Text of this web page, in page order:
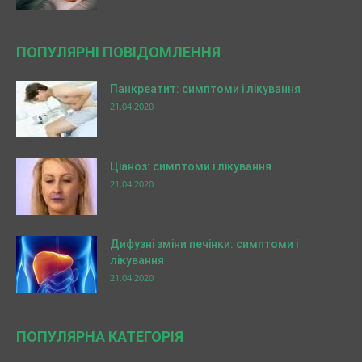
ПОПУЛЯРНІ ПОВІДОМЛЕННЯ
Панкреатит: симптоми і лікування
21.04.2020
Ціаноз: симптоми і лікування
21.04.2020
Дифузні зміни печінки: симптоми і
лікування
21.04.2020
ПОПУЛЯРНА КАТЕГОРІЯ